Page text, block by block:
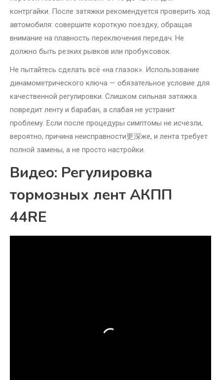
контргайки. После затяжки рекомендуется проверить ход
автомобиля: совершите короткую поездку, обращая
внимание на плавность переключения передач. Не
должно быть резких рывков или пробуксовок.
Не пытайтесь сделать всё «на глазок». Использование
динамометрического ключа — обязательное условие для
качественной регулировки. Слишком сильная затяжка
повредит ленту и барабан, а слабая не устранит
проблему. Если после процедуры симптомы не исчезли,
вероятно, причина неисправности更深же, и лента требует
полной замены, а не просто настройки.
Видео: Регулировка
тормозных лент АКПП
44RE